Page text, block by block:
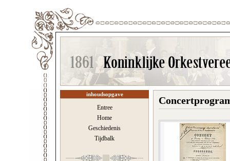
inhoudsopgave
Entree
Home
Geschiedenis
Tijdbalk